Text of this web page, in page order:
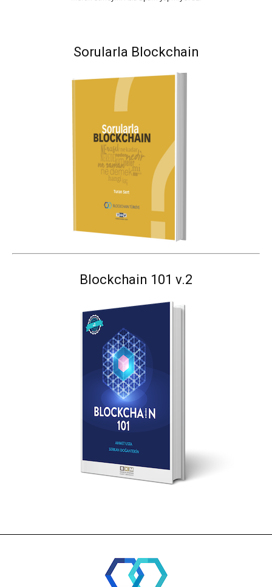
Sorularla Blockchain
Blockchain 101 v.2